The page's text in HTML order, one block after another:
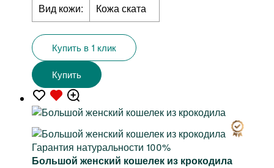
Вид кожи:
Кожа ската
Купить в 1 клик
Купить
Гарантия натуральности 100%
Большой женский кошелек из крокодила